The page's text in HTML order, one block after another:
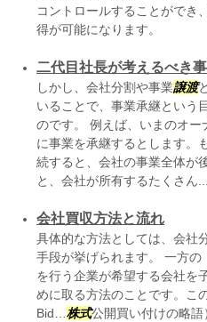
コントロールすることができ
得が可能になります。
二代目社長が考えるべき
しかし、会社分割や事業譲渡
いることで、事業承継という
のです。 例えば、いまのオー
に事業を承継するとします。
続すると、会社の事業全体が
と、会社が所有するたくさん...
会社買収方法と流れ
具体的な方法としては、会社
手段が挙げられます。 一方の
を行う企業が希望する会社を
めに取る方法のことです。こ
Bid… 株式公開買い付けの略